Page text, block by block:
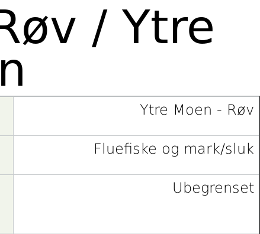
/ Ytre
Ytre Moen - Røv
Fluefiske og mark/sluk
Ubegrenset